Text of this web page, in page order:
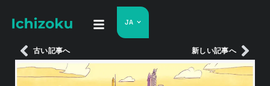
JA
古い記事へ 新しい記事へ